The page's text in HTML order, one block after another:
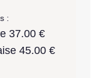
:
37.00 €
45.00 €